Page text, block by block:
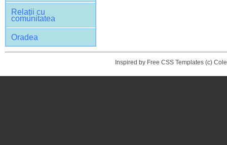
Relații cu
comunitatea
Oradea
Inspired by Free CSS Templates (c)